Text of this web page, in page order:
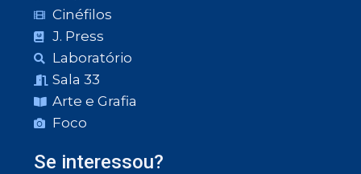
Cinéfilos
J. Press
Laboratório
Sala 33
Arte e Grafia
Foco
Se interessou?